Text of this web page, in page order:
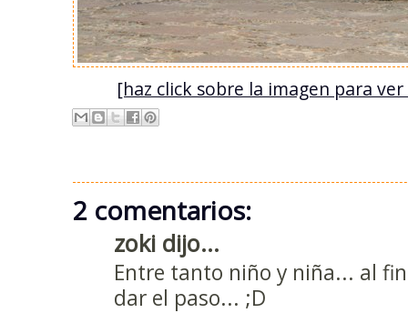
[haz click sobre la imagen para
2 comentarios:
zoki dijo...
Entre tanto niño y niña... al
dar el paso... ;D